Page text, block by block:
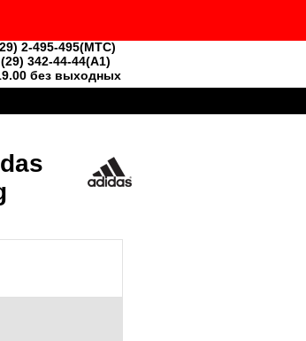
Поиск
2-495-495(MTC)
342-44-44(A1)
без выходных